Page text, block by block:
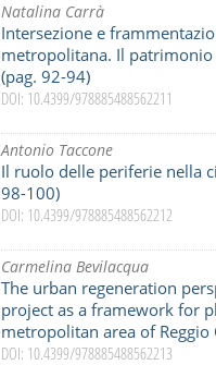
Natalina Carrà
Intersezione e
metropolitana. Il
(pag. 92-94)
DOI: 10.4399/978885488562211
Antonio Taccone
Il ruolo delle periferie nella
98-100)
DOI: 10.4399/978885488562212
Carmelina Bevilacqua
The urban regeneration
project as a framework for
metropolitan area of Reggio
DOI: 10.4399/978885488562213